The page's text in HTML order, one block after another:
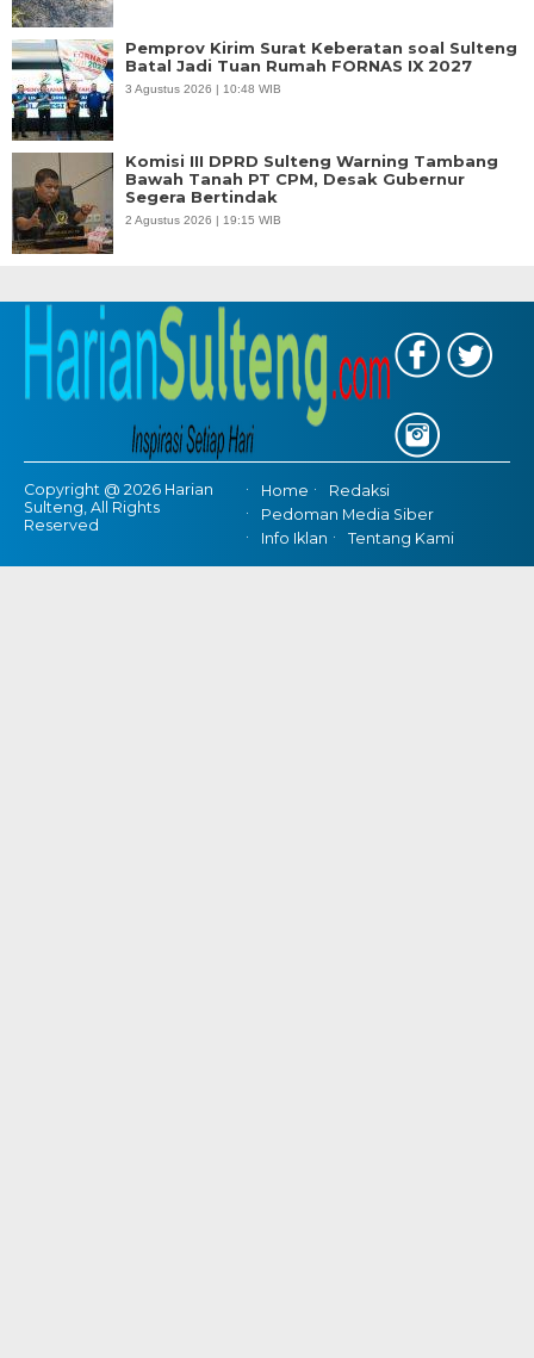
Pemprov Kirim Surat Keberatan soal Sulteng
Batal Jadi Tuan Rumah FORNAS IX 2027
3 Agustus 2026 | 10:48 WIB
Komisi III DPRD Sulteng Warning Tambang
Bawah Tanah PT CPM, Desak Gubernur
Segera Bertindak
2 Agustus 2026 | 19:15 WIB
Copyright @ 2026 Harian
Sulteng, All Rights
Reserved
Home
Redaksi
Pedoman Media Siber
Info Iklan
Tentang Kami